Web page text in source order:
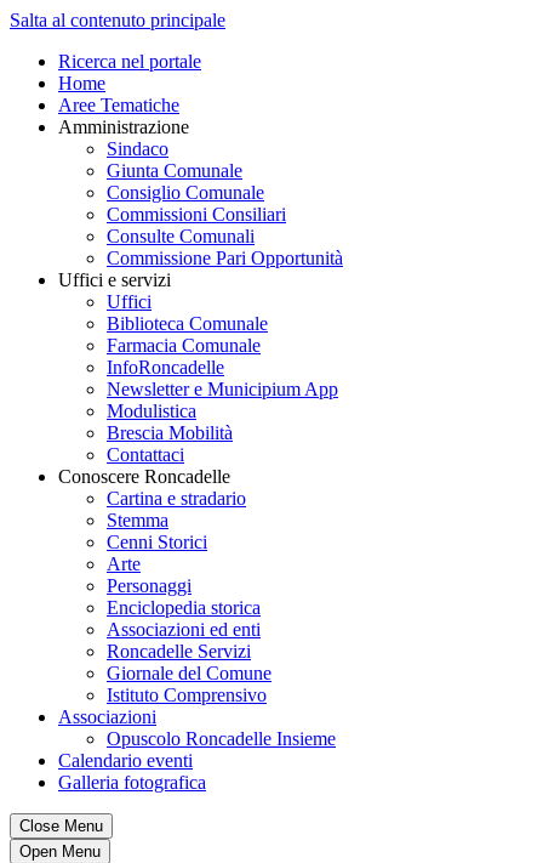
Salta al contenuto principale
Ricerca nel portale
Home
Aree Tematiche
Amministrazione
Sindaco
Giunta Comunale
Consiglio Comunale
Commissioni Consiliari
Consulte Comunali
Commissione Pari Opportunità
Uffici e servizi
Uffici
Biblioteca Comunale
Farmacia Comunale
InfoRoncadelle
Newsletter e Municipium App
Modulistica
Brescia Mobilità
Contattaci
Conoscere Roncadelle
Cartina e stradario
Stemma
Cenni Storici
Arte
Personaggi
Enciclopedia storica
Associazioni ed enti
Roncadelle Servizi
Giornale del Comune
Istituto Comprensivo
Associazioni
Opuscolo Roncadelle Insieme
Calendario eventi
Galleria fotografica
Close Menu
Open Menu